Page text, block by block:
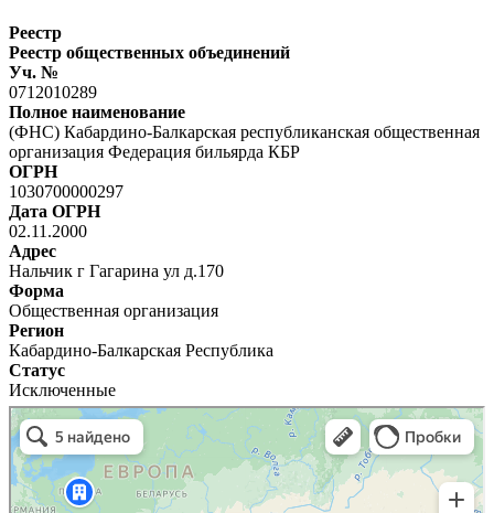
Реестр
Реестр общественных объединений
Уч. №
0712010289
Полное наименование
(ФНС) Кабардино-Балкарская республиканская общественная
организация Федерация бильярда КБР
ОГРН
1030700000297
Дата ОГРН
02.11.2000
Адрес
Нальчик г Гагарина ул д.170
Форма
Общественная организация
Регион
Кабардино-Балкарская Республика
Статус
Исключенные